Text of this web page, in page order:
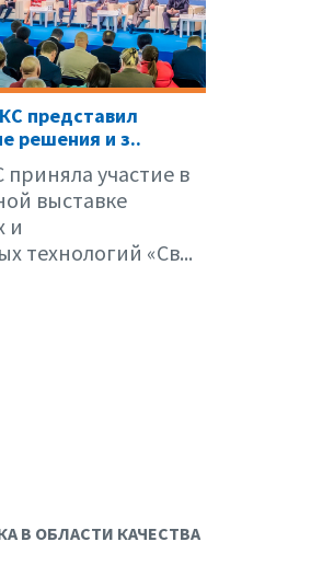
представил
решения и з..
участие в
выставке
и
технологий «Св...
В ОБЛАСТИ КАЧЕСТВА